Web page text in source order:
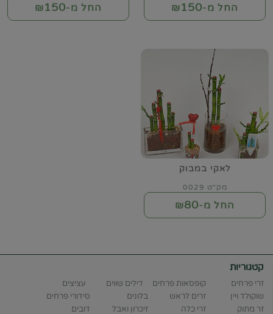
החל מ-₪150 החל מ-₪150
לאקי במבוק
מק"ט 0029
החל מ-₪80
קטגוריות
זרי פרחים קופסאות פרחים דילים שווים
עציצים
שוקולד ויין
זרים לראש בלונים
סידורי פרחים
זר מתוק
זרי כלה זיכרון ואבל
דובים